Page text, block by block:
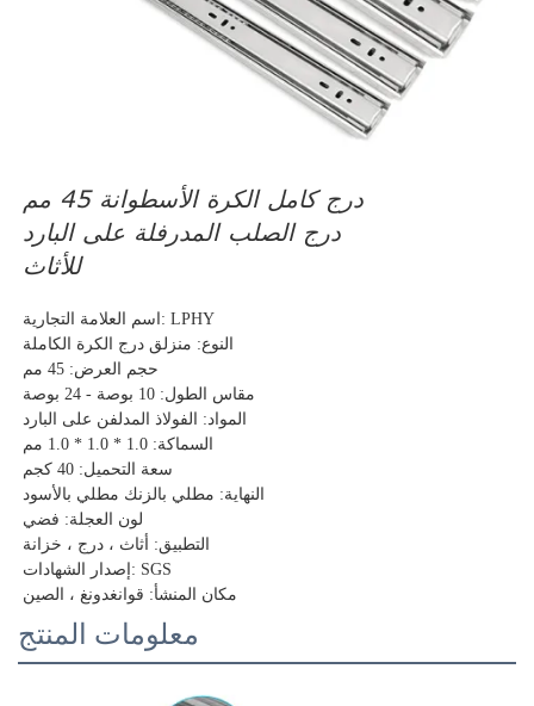
درج كامل الكرة الأسطوانة 45 مم
درج الصلب المدرفلة على البارد
للأثاث
اسم العلامة التجارية: LPHY
النوع: منزلق درج الكرة الكاملة
حجم العرض: 45 مم
مقاس الطول: 10 بوصة - 24 بوصة
المواد: الفولاذ المدلفن على البارد
السماكة: 1.0 * 1.0 * 1.0 مم
سعة التحميل: 40 كجم
النهاية: مطلي بالزنك مطلي بالأسود
لون العجلة: فضي
التطبيق: أثاث ، درج ، خزانة
إصدار الشهادات: SGS
مكان المنشأ: قوانغدونغ ، الصين
معلومات المنتج